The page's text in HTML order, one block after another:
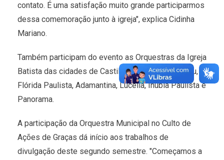
contato. É uma satisfação muito grande participarmos
dessa comemoração junto à igreja", explica Cidinha
Mariano.
Também participam do evento as Orquestras da Igreja
Batista das cidades de Castilho, Irapuru, Pacaembu,
Flórida Paulista, Adamantina, Lucélia, Inúbia Paulista e
Panorama.
A participação da Orquestra Municipal no Culto de
Ações de Graças dá início aos trabalhos de
divulgação deste segundo semestre. "Começamos a